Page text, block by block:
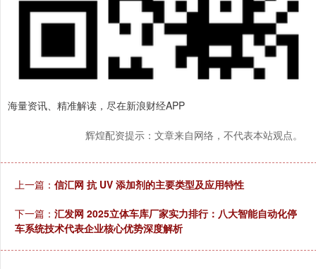
海量资讯、精准解读，尽在新浪财经APP
辉煌配资提示：文章来自网络，不代表本站观点。
上一篇： 信汇网 抗 UV 添加剂的主要类型及应用特性
下一篇： 汇发网 2025立体车库厂家实力排行：八大智能自动化停
车系统技术代表企业核心优势深度解析